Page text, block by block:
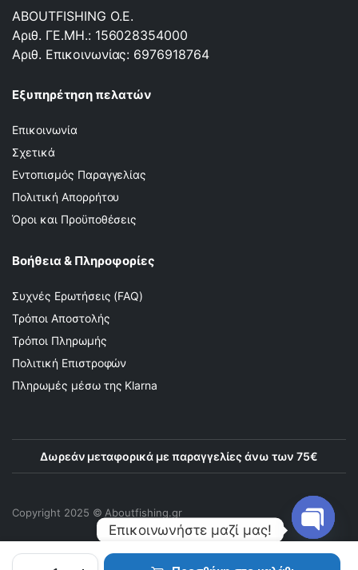
ABOUTFISHING Ο.Ε.
Αριθ. ΓΕ.ΜΗ.: 156028354000
Αριθ. Επικοινωνίας: 6976918764
Εξυπηρέτηση πελατών
Επικοινωνία
Σχετικά
Εντοπισμός Παραγγελίας
Πολιτική Απορρήτου
Όροι και Προϋποθέσεις
Βοήθεια & Πληροφορίες
Συχνές Ερωτήσεις (FAQ)
Τρόποι Αποστολής
Τρόποι Πληρωμής
Πολιτική Επιστροφών
Πληρωμές μέσω της Klarna
Δωρεάν μεταφορικά με παραγγελίες άνω των 75€
Copyright 2025 © Αboutfishing.gr
Επικοινωνήστε μαζί μας!